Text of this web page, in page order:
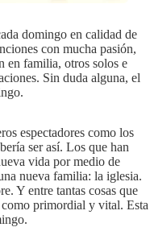
domingo en calidad de
con mucha pasión,
en familia, otros solos e
Sin duda alguna, el
espectadores como los
ser así. Los que han
vida por medio de
nueva familia: la iglesia.
Y entre tantas cosas que
como primordial y vital. Esta